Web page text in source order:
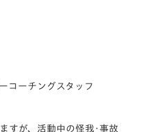
コーチングスタッフ
すが、活動中の怪我･事故